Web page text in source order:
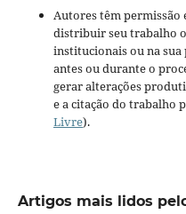
Autores têm permissão
distribuir seu trabalho
institucionais ou na sua
antes ou durante o
gerar alterações
e a citação do trabalho
Livre).
Artigos mais lidos